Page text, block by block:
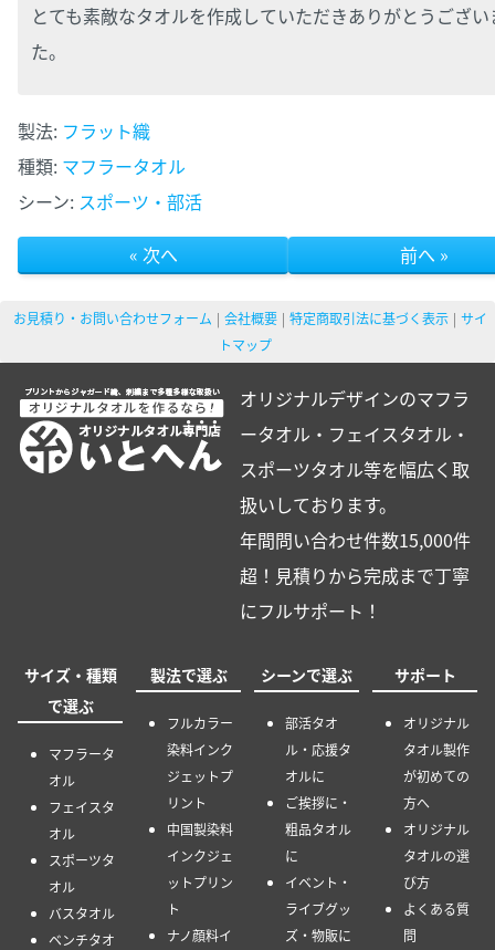
とても素敵なタオルを作成していただきありがとうござい
た。
製法: フラット織
種類: マフラータオル
シーン: スポーツ・部活
« 次へ
前へ »
お見積り・お問い合わせフォーム 会社概要 特定商取引法に基づく表示
サイ
トマップ
オリジナルデザインのマフラ
ータオル・フェイスタオル・
スポーツタオル等を幅広く取
扱いしております。
年間問い合わせ件数15,000件
超！見積りから完成まで丁寧
にフルサポート！
サイズ・種類
で選ぶ
マフラータ
オル
フェイスタ
オル
スポーツタ
オル
バスタオル
ベンチタオ
製法で選ぶ
フルカラー
染料インク
ジェットプ
リント
中国製染料
インクジェ
ットプリン
ト
ナノ顔料イ
シーンで選ぶ
部活タオ
ル・応援タ
オルに
ご挨拶に・
粗品タオル
に
イベント・
ライブグッ
ズ・物販に
サポート
オリジナル
タオル製作
が初めての
方へ
オリジナル
タオルの選
び方
よくある質
問